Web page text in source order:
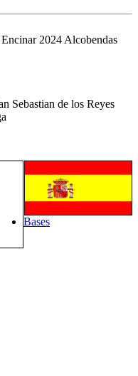
2024 Alcobendas
Sebastian de los Reyes
Bases